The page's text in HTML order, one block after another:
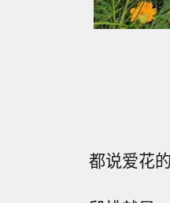
都说爱花